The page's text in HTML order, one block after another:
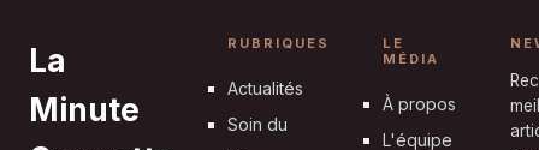
La
Minute
RUBRIQUES
Actualités
Soin du
LE
MÉDIA
À propos
L'équipe